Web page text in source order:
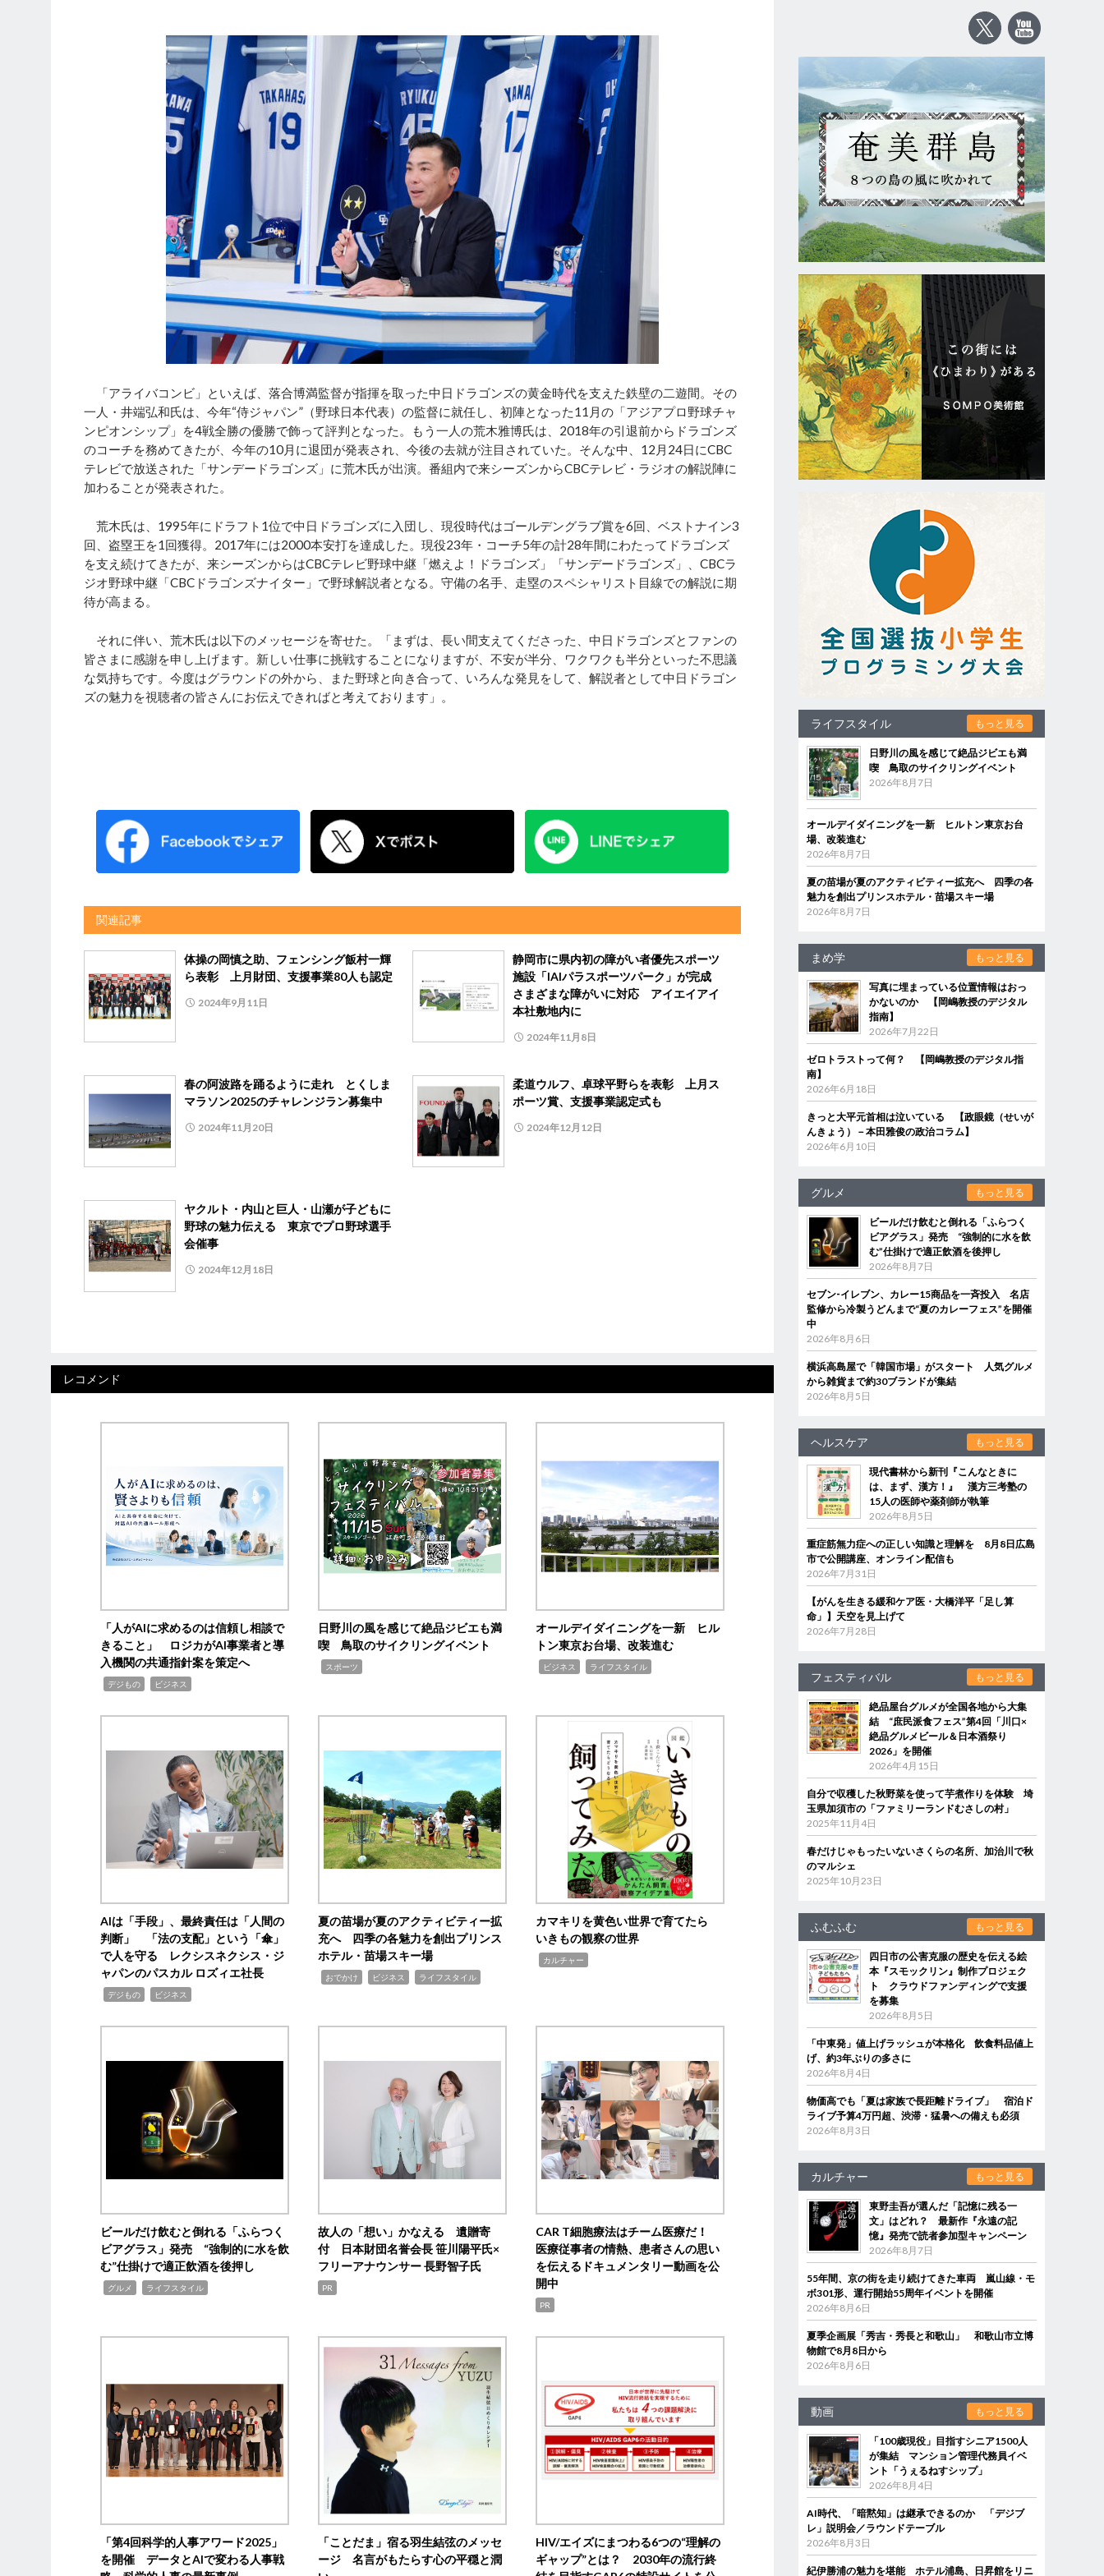
「アライバコンビ」といえば、落合博満監督が指揮を取った中日ドラゴンズの黄金時代を支えた鉄壁の二遊間。その
一人・井端弘和氏は、今年“侍ジャパン”（野球日本代表）の監督に就任し、初陣となった11月の「アジアプロ野球チャ
ンピオンシップ」を4戦全勝の優勝で飾って評判となった。もう一人の荒木雅博氏は、2018年の引退前からドラゴンズ
のコーチを務めてきたが、今年の10月に退団が発表され、今後の去就が注目されていた。そんな中、12月24日にCBC
テレビで放送された「サンデードラゴンズ」に荒木氏が出演。番組内で来シーズンからCBCテレビ・ラジオの解説陣に
加わることが発表された。
荒木氏は、1995年にドラフト1位で中日ドラゴンズに入団し、現役時代はゴールデングラブ賞を6回、ベストナイン3
回、盗塁王を1回獲得。2017年には2000本安打を達成した。現役23年・コーチ5年の計28年間にわたってドラゴンズ
を支え続けてきたが、来シーズンからはCBCテレビ野球中継「燃えよ！ドラゴンズ」「サンデードラゴンズ」、CBCラ
ジオ野球中継「CBCドラゴンズナイター」で野球解説者となる。守備の名手、走塁のスペシャリスト目線での解説に期
待が高まる。
それに伴い、荒木氏は以下のメッセージを寄せた。「まずは、長い間支えてくださった、中日ドラゴンズとファンの
皆さまに感謝を申し上げます。新しい仕事に挑戦することになりますが、不安が半分、ワクワクも半分といった不思議
な気持ちです。今度はグラウンドの外から、また野球と向き合って、いろんな発見をして、解説者として中日ドラゴン
ズの魅力を視聴者の皆さんにお伝えできればと考えております」。
関連記事
体操の岡慎之助、フェンシング飯村一輝
ら表彰 上月財団、支援事業80人も認定
2024年9月11日
静岡市に県内初の障がい者優先スポーツ
施設「IAIパラスポーツパーク」が完成
さまざまな障がいに対応 アイエイアイ
本社敷地内に
2024年11月8日
春の阿波路を踊るように走れ とくしま
マラソン2025のチャレンジラン募集中
2024年11月20日
柔道ウルフ、卓球平野らを表彰 上月ス
ポーツ賞、支援事業認定式も
2024年12月12日
ヤクルト・内山と巨人・山瀬が子どもに
野球の魅力伝える 東京でプロ野球選手
会催事
2024年12月18日
レコメンド
「人がAIに求めるのは信頼し相談で
きること」 ロジカがAI事業者と導
入機関の共通指針案を策定へ
デジもの ビジネス
日野川の風を感じて絶品ジビエも満
喫 鳥取のサイクリングイベント
スポーツ
オールデイダイニングを一新 ヒル
トン東京お台場、改装進む
ビジネス ライフスタイル
AIは「手段」、最終責任は「人間の
判断」 「法の支配」という「傘」
で人を守る レクシスネクシス・ジ
ャパンのパスカル ロズィエ社長
デジもの ビジネス
夏の苗場が夏のアクティビティー拡
充へ 四季の各魅力を創出プリンス
ホテル・苗場スキー場
おでかけ ビジネス ライフスタイル
カマキリを黄色い世界で育てたら
いきもの観察の世界
カルチャー
ビールだけ飲むと倒れる「ふらつく
ビアグラス」発売 “強制的に水を飲
む”仕掛けで適正飲酒を後押し
グルメ ライフスタイル
故人の「想い」かなえる 遺贈寄
付 日本財団名誉会長 笹川陽平氏×
フリーアナウンサー 長野智子氏
PR
CAR T細胞療法はチーム医療だ！
医療従事者の情熱、患者さんの思い
を伝えるドキュメンタリー動画を公
開中
PR
「第4回科学的人事アワード2025」
を開催 データとAIで変わる人事戦
「ことだま」宿る羽生結弦のメッセ
ージ 名言がもたらす心の平穏と潤
HIV/エイズにまつわる6つの“理解の
ギャップ”とは？ 2030年の流行終
ライフスタイル もっと見る
日野川の風を感じて絶品ジビエも満
喫 鳥取のサイクリングイベント
2026年8月7日
オールデイダイニングを一新 ヒルトン東京お台
場、改装進む
2026年8月7日
夏の苗場が夏のアクティビティー拡充へ 四季の各
魅力を創出プリンスホテル・苗場スキー場
2026年8月7日
まめ学 もっと見る
写真に埋まっている位置情報はおっ
かないのか 【岡嶋教授のデジタル
指南】
2026年7月22日
ゼロトラストって何？ 【岡嶋教授のデジタル指
南】
2026年6月18日
きっと大平元首相は泣いている 【政眼鏡（せいが
んきょう）－本田雅俊の政治コラム】
2026年6月10日
グルメ もっと見る
ビールだけ飲むと倒れる「ふらつく
ビアグラス」発売 “強制的に水を飲
む”仕掛けで適正飲酒を後押し
2026年8月7日
セブン‐イレブン、カレー15商品を一斉投入 名店
監修から冷製うどんまで“夏のカレーフェス”を開催
中
2026年8月6日
横浜高島屋で「韓国市場」がスタート 人気グルメ
から雑貨まで約30ブランドが集結
2026年8月5日
ヘルスケア もっと見る
現代書林から新刊『こんなときに
は、まず、漢方！』 漢方三考塾の
15人の医師や薬剤師が執筆
2026年8月5日
重症筋無力症への正しい知識と理解を 8月8日広島
市で公開講座、オンライン配信も
2026年7月31日
【がんを生きる緩和ケア医・大橋洋平「足し算
命」】天空を見上げて
2026年7月28日
フェスティバル もっと見る
絶品屋台グルメが全国各地から大集
結 “庶民派食フェス”第4回「川口×
絶品グルメビール＆日本酒祭り
2026」を開催
2026年4月15日
自分で収穫した秋野菜を使って芋煮作りを体験 埼
玉県加須市の「ファミリーランドむさしの村」
2025年11月4日
春だけじゃもったいないさくらの名所、加治川で秋
のマルシェ
2025年10月23日
ふむふむ もっと見る
四日市の公害克服の歴史を伝える絵
本『スモックリン』制作プロジェク
ト クラウドファンディングで支援
を募集
2026年8月5日
「中東発」値上げラッシュが本格化 飲食料品値上
げ、約3年ぶりの多さに
2026年8月4日
物価高でも「夏は家族で長距離ドライブ」 宿泊ド
ライブ予算4万円超、渋滞・猛暑への備えも必須
2026年8月3日
カルチャー もっと見る
東野圭吾が選んだ「記憶に残る一
文」はどれ？ 最新作『永遠の記
憶』発売で読者参加型キャンペーン
2026年8月7日
55年間、京の街を走り続けてきた車両 嵐山線・モ
ボ301形、運行開始55周年イベントを開催
2026年8月6日
夏季企画展「秀吉・秀長と和歌山」 和歌山市立博
物館で8月8日から
2026年8月6日
動画 もっと見る
「100歳現役」目指すシニア1500人
が集結 マンション管理代務員イベ
ント「うぇるねすシップ」
2026年8月4日
AI時代、「暗黙知」は継承できるのか 「デジブ
レ」説明会／ラウンドテーブル
2026年8月3日
紀伊勝浦の魅力を堪能 ホテル浦島、日昇館をリニ